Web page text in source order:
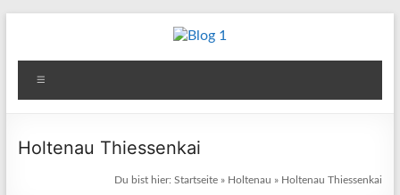
Blog
1
Reisen
Holtenau Thiessenkai
Du bist hier:Startseite » Holtenau » Holtenau Thiessenkai